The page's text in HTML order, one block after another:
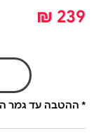
239 ₪
* ההטבה עד גמר